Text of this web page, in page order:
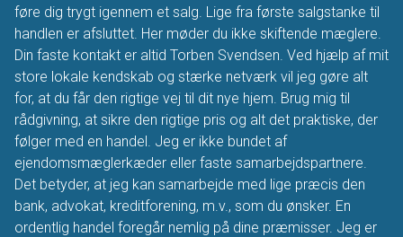
føre dig trygt igennem et salg. Lige fra første salgstanke til
handlen er afsluttet. Her møder du ikke skiftende mæglere.
Din faste kontakt er altid Torben Svendsen. Ved hjælp af mit
store lokale kendskab og stærke netværk vil jeg gøre alt
for, at du får den rigtige vej til dit nye hjem. Brug mig til
rådgivning, at sikre den rigtige pris og alt det praktiske, der
følger med en handel. Jeg er ikke bundet af
ejendomsmæglerkæder eller faste samarbejdspartnere.
Det betyder, at jeg kan samarbejde med lige præcis den
bank, advokat, kreditforening, m.v., som du ønsker. En
ordentlig handel foregår nemlig på dine præmisser. Jeg er